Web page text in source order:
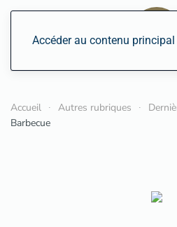
Accéder au contenu principal
Accueil Autres rubriques
Barbecue